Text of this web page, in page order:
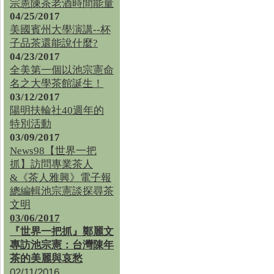
宗憲陳茶老酒時間能量
04/25/2017
美國賓州大學演講--杯
子品茶還能說什麼?
04/23/2017
全美第一個以池宗憲命
名之大學茶館誕生！
03/12/2017
陽明扶輪社40週年的
特別活動
03/09/2017
News98【世界一把
抓】訪問專業茶人
&《茶人雅興》電子報
總編輯池宗憲談探尋茶
文明
03/06/2017
『世界一把抓』鄭麗文
專訪池宗憲：台灣陳年
茶的美麗與哀愁